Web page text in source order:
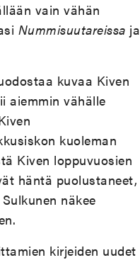
vain vähän
Nummisuutareissa ja
kuvaa Kiven
aiemmin vähälle
kuoleman
Kiven loppuvuosien
häntä puolustaneet,
näkee
kirjeiden uudet